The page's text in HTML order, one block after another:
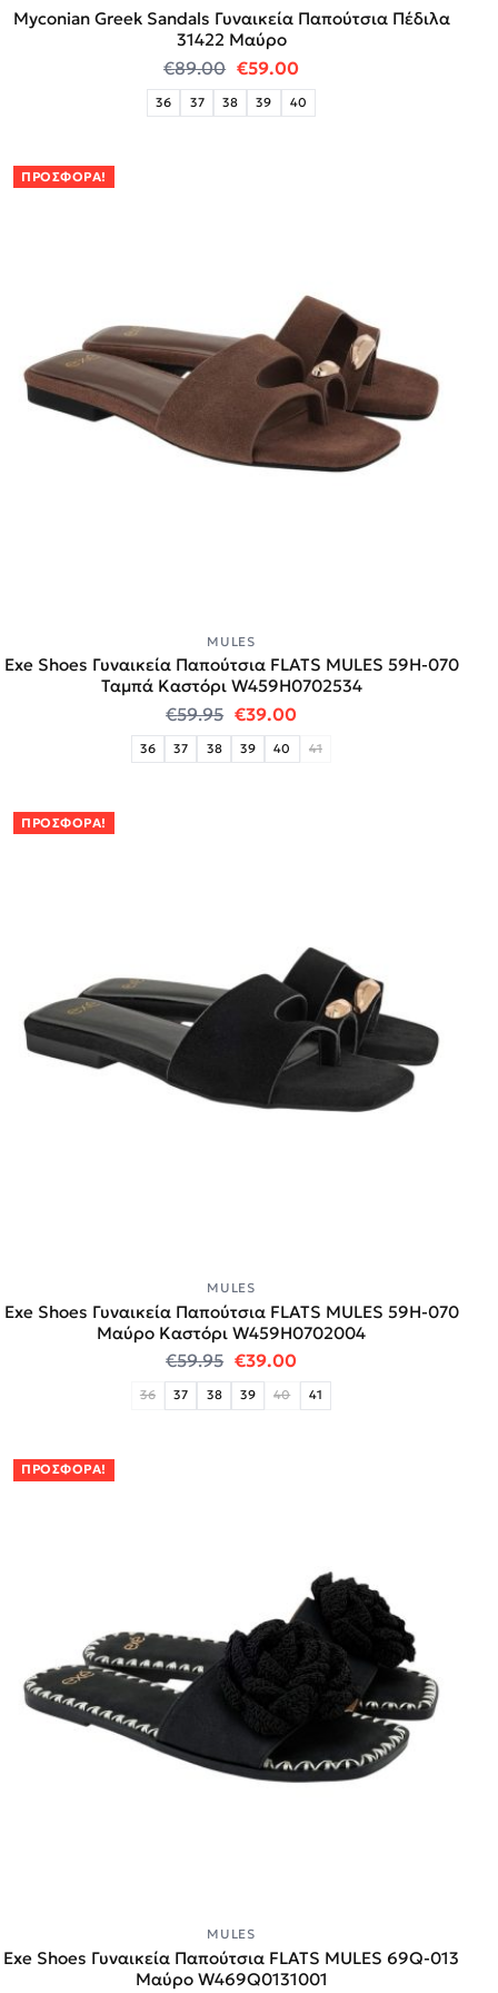
Myconian Greek Sandals Γυναικεία Παπούτσια Πέδιλα
31422 Μαύρο
€89.00 Original price was: €89.00.
€59.00Η τρέχουσα τιμή
36 37 38 39 40
ΠΡΟΣΦΟΡΆ!
MULES
Exe Shoes Γυναικεία Παπούτσια FLATS MULES 59H-070
Ταμπά Καστόρι W459H0702534
€59.95 Original price was: €59.95.
€39.00Η τρέχουσα τιμή
36 37 38 39 40 41
ΠΡΟΣΦΟΡΆ!
MULES
Exe Shoes Γυναικεία Παπούτσια FLATS MULES 59H-070
Μαύρο Καστόρι W459H0702004
€59.95 Original price was: €59.95.
€39.00Η τρέχουσα τιμή
36 37 38 39 40 41
ΠΡΟΣΦΟΡΆ!
MULES
Exe Shoes Γυναικεία Παπούτσια FLATS MULES 69Q-013
Μαύρο W469Q0131001